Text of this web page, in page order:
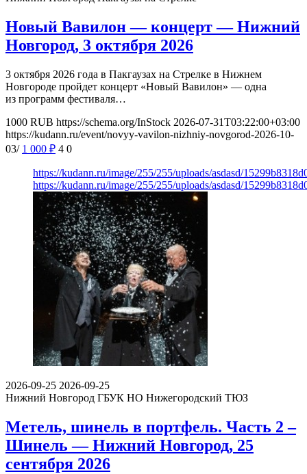
Новый Вавилон — концерт — Нижний
Новгород, 3 октября 2026
3 октября 2026 года в Пакгаузах на Стрелке в Нижнем
Новгороде пройдет концерт «Новый Вавилон» — одна
из программ фестиваля…
1000 RUB https://schema.org/InStock 2026-07-31T03:22:00+03:00
https://kudann.ru/event/novyy-vavilon-nizhniy-novgorod-2026-10-
03/ 1 000 ₽ 4 0
https://kudann.ru/image/255/255/uploads/asdasd/
https://kudann.ru/image/255/255/uploads/asdasd/
2026-09-25 2026-09-25
Нижний Новгород ГБУК НО Нижегородский ТЮЗ
Метель, шинель в портфель. Часть 2 –
Шинель — Нижний Новгород, 25
сентября 2026